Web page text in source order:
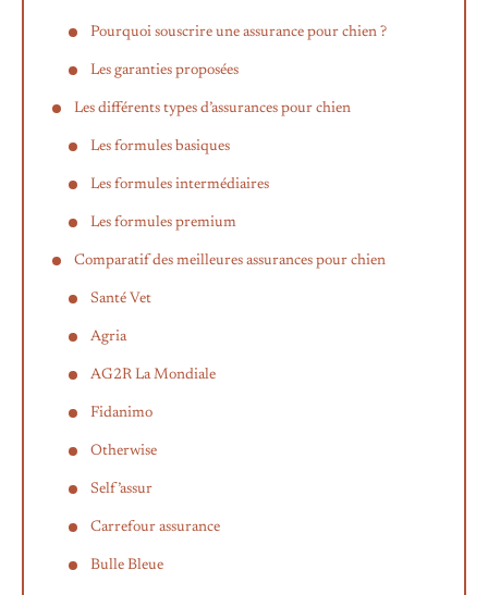
Pourquoi souscrire une assurance pour chien ?
Les garanties proposées
Les différents types d’assurances pour chien
Les formules basiques
Les formules intermédiaires
Les formules premium
Comparatif des meilleures assurances pour chien
Santé Vet
Agria
AG2R La Mondiale
Fidanimo
Otherwise
Self’assur
Carrefour assurance
Bulle Bleue